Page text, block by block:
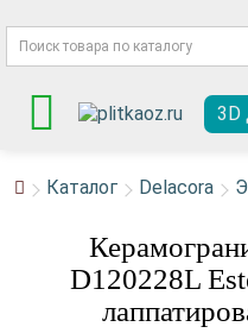
3D
Каталог Delacora
D120228L